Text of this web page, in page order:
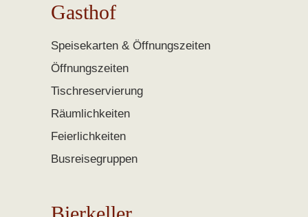
Gasthof
Speisekarten & Öffnungszeiten
Öffnungszeiten
Tischreservierung
Räumlichkeiten
Feierlichkeiten
Busreisegruppen